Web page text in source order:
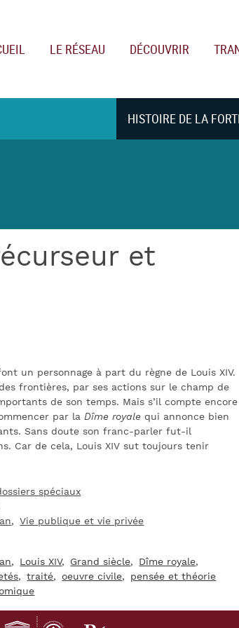
LE RÉSEAU DÉCOUVRIR
HISTOIRE DE LA
et
un personnage à part du règne de Louis XIV.
frontières, par ses actions sur le champ de
de son temps. Mais s’il compte encore
par la Dîme royale qui annonce bien
Sans doute son franc-parler fut-il
Car de cela, Louis XIV sut toujours tenir
spéciaux
Vie publique et vie privée
Louis XIV Grand siècle
Dîme royale
traité oeuvre civile
pensée et théorie